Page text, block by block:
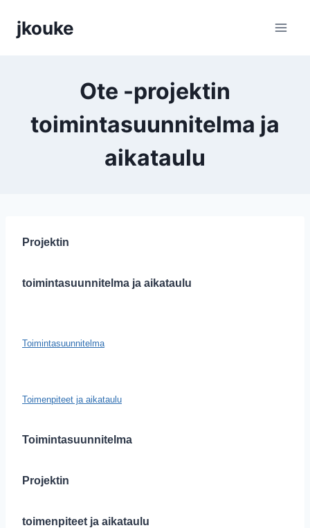
sisältöön
jkouke
Ote -projektin
toimintasuunnitelma ja
aikataulu
Projektin
toimintasuunnitelma ja aikataulu
Toimintasuunnitelma
Toimenpiteet ja aikataulu
Toimintasuunnitelma
Projektin
toimenpiteet ja aikataulu